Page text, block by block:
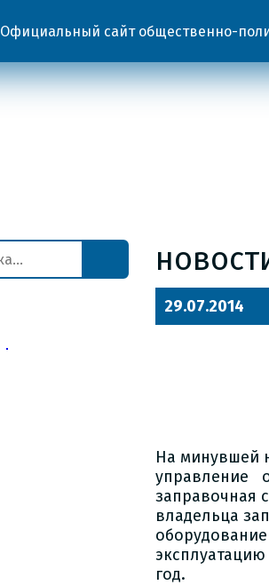
Официальный сайт общественно-
29.07.2014
На минувшей
управление
заправочная
владельца
год.